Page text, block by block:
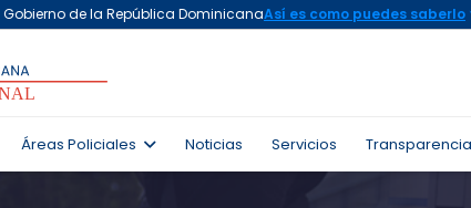
Áreas Policiales Noticias Servicios Transparencia